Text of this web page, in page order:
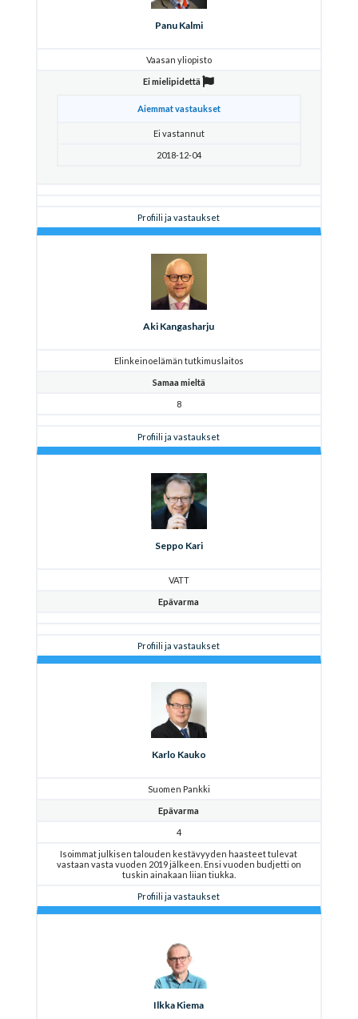
Panu Kalmi
Vaasan yliopisto
Ei mielipidettä
Aiemmat vastaukset
Ei vastannut
2018-12-04
Profiili ja vastaukset
Aki Kangasharju
Elinkeinoelämän tutkimuslaitos
Samaa mieltä
8
Profiili ja vastaukset
Seppo Kari
VATT
Epävarma
Profiili ja vastaukset
Karlo Kauko
Suomen Pankki
Epävarma
4
Isoimmat julkisen talouden kestävyyden haasteet tulevat
vastaan vasta vuoden 2019 jälkeen. Ensi vuoden budjetti on
tuskin ainakaan liian tiukka.
Profiili ja vastaukset
Ilkka Kiema